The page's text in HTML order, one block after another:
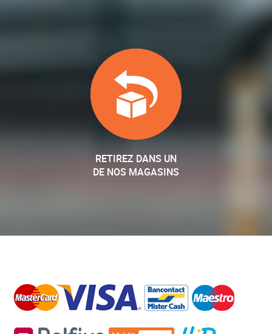
RETIREZ DANS UN
DE NOS MAGASINS